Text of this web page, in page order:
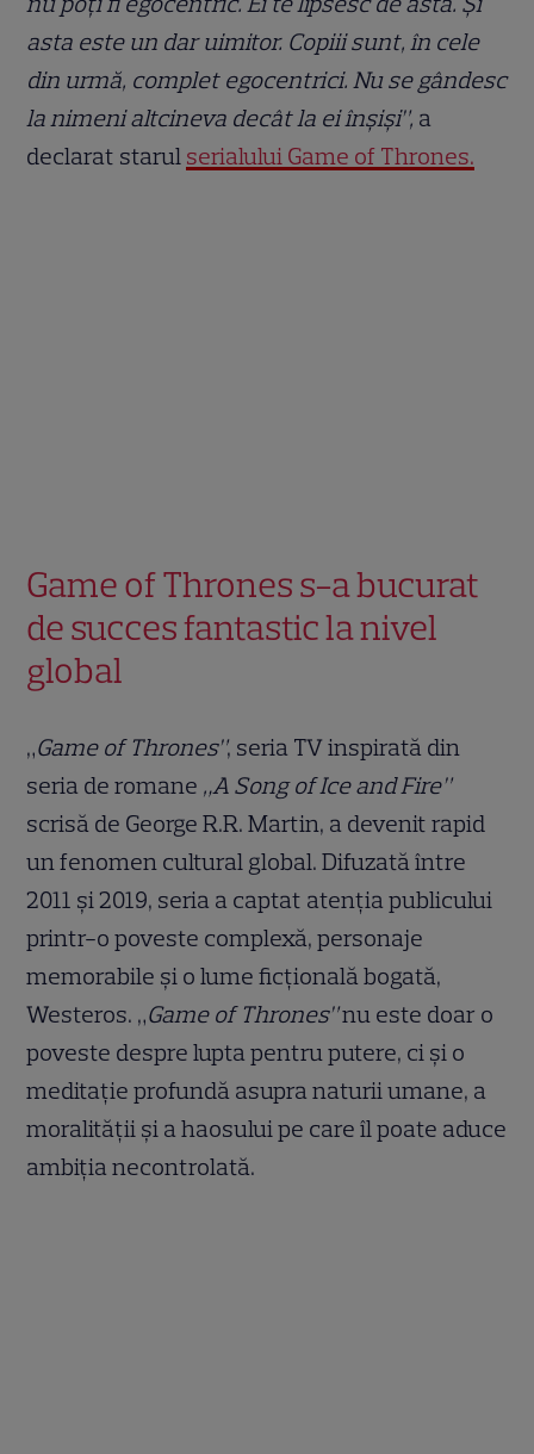
asta este un dar uimitor. Copiii sunt, în cele
din urmă, complet egocentrici. Nu se gândesc
la nimeni altcineva decât la ei înșiși”, a
declarat starul serialului Game of Thrones.
Game of Thrones s-a bucurat
de succes fantastic la nivel
global
„Game of Thrones”, seria TV inspirată din
seria de romane „A Song of Ice and Fire”
scrisă de George R.R. Martin, a devenit rapid
un fenomen cultural global. Difuzată între
2011 și 2019, seria a captat atenția publicului
printr-o poveste complexă, personaje
memorabile și o lume ficțională bogată,
Westeros. „Game of Thrones”nu este doar o
poveste despre lupta pentru putere, ci și o
meditație profundă asupra naturii umane, a
moralității și a haosului pe care îl poate aduce
ambiția necontrolată.